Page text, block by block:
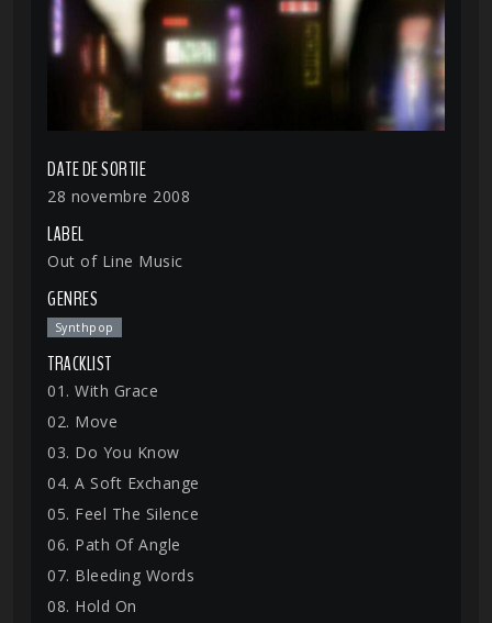
DATE DE SORTIE
28 novembre 2008
LABEL
Out of Line Music
GENRES
Synthpop
TRACKLIST
01. With Grace
02. Move
03. Do You Know
04. A Soft Exchange
05. Feel The Silence
06. Path Of Angle
07. Bleeding Words
08. Hold On